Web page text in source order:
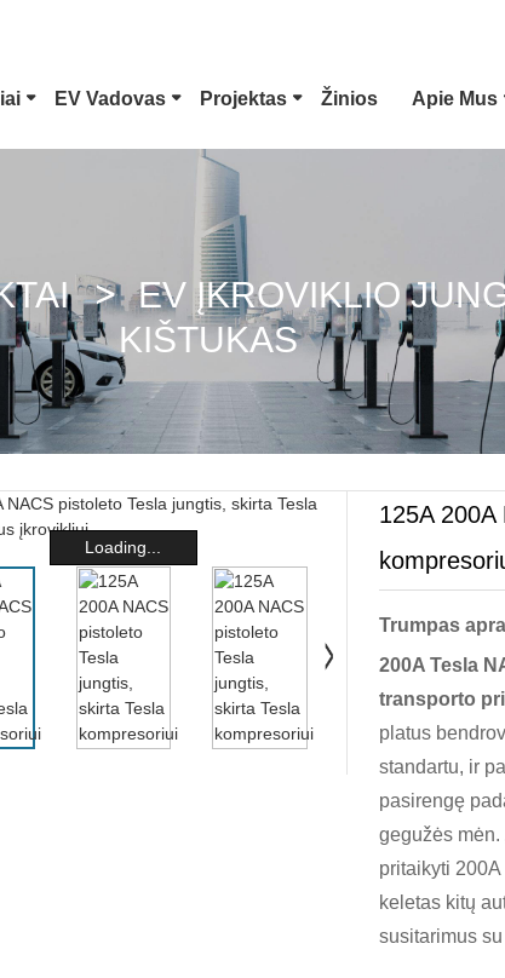
CCS Combo 1 Kištukas CCS Combo 2
GB/T DC Pistoletas ChaoJi Jungtis
EV Vadovas Projektas Žinios Apie Mus
EV ĮKROVIKLIO
KIŠTUKAS
Loading...
125A 200A
Trumpas
200A Tesla
transporto
platus
standartu, ir
pasirengę
gegužės mėn.
pritaikyti
keletas kitų
susitarimus